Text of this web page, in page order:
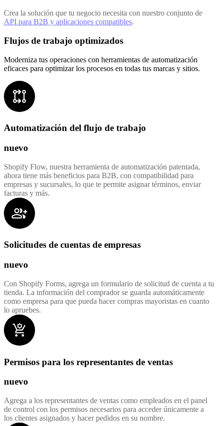
Crea la solución que tu negocio necesita con nuestro conjunto de
API para B2B y aplicaciones compatibles.
Flujos de trabajo optimizados
Moderniza tus operaciones con herramientas de automatización
eficaces para optimizar los procesos en todas tus marcas y sitios.
Automatización del flujo de trabajo
nuevo
Shopify Flow, nuestra herramienta de automatización patentada,
ahora tiene más beneficios para B2B, con compatibilidad para
empresas y sucursales, lo que te permite asignar términos, enviar
facturas y más.
Solicitudes de cuentas de empresas
nuevo
Con Shopify Forms, agrega un formulario de solicitud de cuenta a tu
tienda. La información del comprador se guarda automáticamente
como empresa para que pueda hacer compras mayoristas en cuanto
lo apruebes.
Permisos para los representantes de ventas
nuevo
Agrega a los representantes de ventas como empleados en el panel
de control con los permisos necesarios para acceder únicamente a
los clientes asignados y hacer pedidos en su nombre.